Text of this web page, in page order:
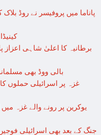
برطانیہ کا اعلیٰ شاہی
بالی ووڈ بھی
غزہ پر اسرائیلی حملوں
یوکرین پر رونے والے غزہ
جنگ کے بعد بھی اسرائیلی